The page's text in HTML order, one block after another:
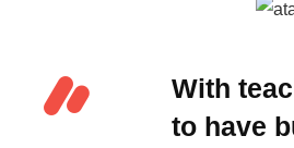
With
to have